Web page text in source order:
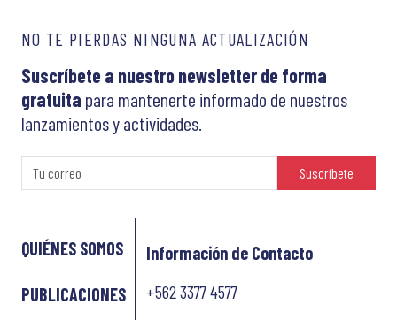
NO TE PIERDAS NINGUNA ACTUALIZACIÓN
Suscríbete a nuestro newsletter de forma
gratuita para mantenerte informado de nuestros
lanzamientos y actividades.
Suscríbete
QUIÉNES SOMOS
PUBLICACIONES
Información de Contacto
+562 3377 4577